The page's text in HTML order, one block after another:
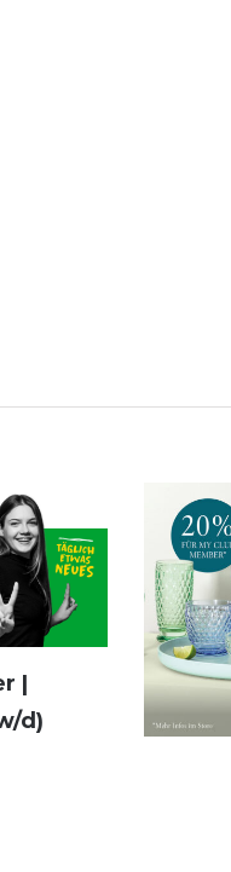
|
d)